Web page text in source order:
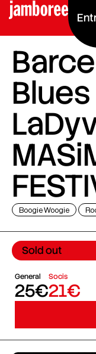
Boogie Woogie
Sold out
General
25€
Socis
21€